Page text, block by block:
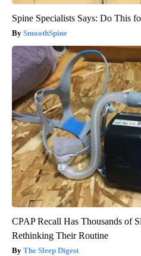
Spine Specialists Says: Do This
SmoothSpine
CPAP Recall Has Thousands of
Rethinking Their Routine
The Sleep Digest